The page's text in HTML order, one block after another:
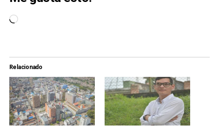
Cargando...
Relacionado